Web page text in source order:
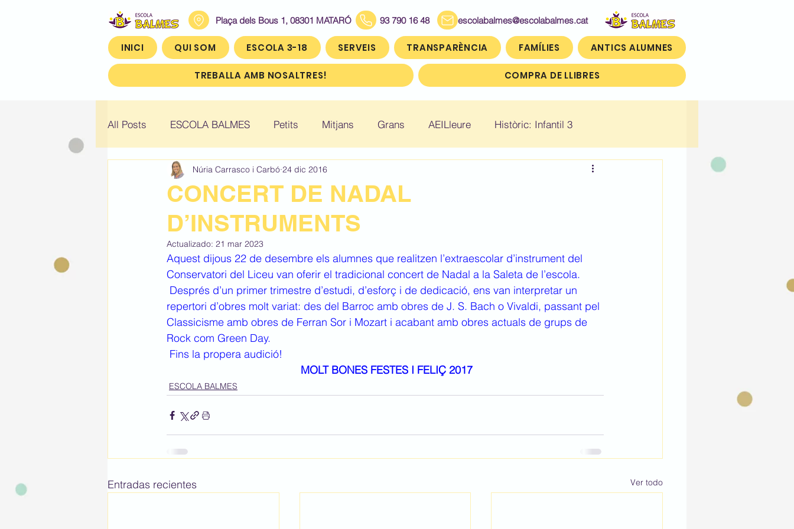
Plaça dels Bous 1, 08301 MATARÓ 93 790 16 48escolabalmes@escolabalmes.cat
INICI QUI SOM ESCOLA 3-18 SERVEIS TRANSPARÈNCIA FAMÍLIES ANTICS ALUMNES
TREBALLA AMB NOSALTRES! COMPRA DE LLIBRES
All Posts ESCOLA BALMES Petits Mitjans Grans AEILleure Històric: Infantil 3
Històric: Infantil 4 Històric: Infantil 5 Històric: Tercer (3r)
Històric: Quart (4t) Històric: Cinquè (5è) Històric: Sisè (6è)
CONCERT DE NADAL
D’INSTRUMENTS
Núria Carrasco i Carbó 24 dic 2016
Actualizado: 21 mar 2023
Aquest dijous 22 de desembre els alumnes que realitzen l’extraescolar d’instrument del
Conservatori del Liceu van oferir el tradicional concert de Nadal a la Saleta de l’escola.
repertori d’obres molt variat: des del Barroc amb obres de J. S. Bach o Vivaldi, passant pel
Classicisme amb obres de Ferran Sor i Mozart i acabant amb obres actuals de grups de
Rock com Green Day.
Fins la propera audició!
MOLT BONES FESTES I FELIÇ 2017
ESCOLA BALMES
Entradas recientes Ver todo